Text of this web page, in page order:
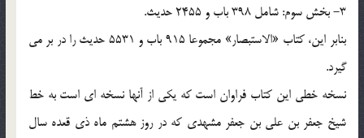
3- بخش سوم: شامل 398 باب و 2455 حديث.
بنابر اين، كتاب «الاستبصار» مجموعا 915 باب و 5531 حديث را در بر مي
گيرد.
نسخه خطي اين كتاب فراوان است كه يكي از آنها نسخه اي است به خط
شيخ جعفر بن علي بن جعفر مشهدي كه در روز هشتم ماه ذي قعده سال